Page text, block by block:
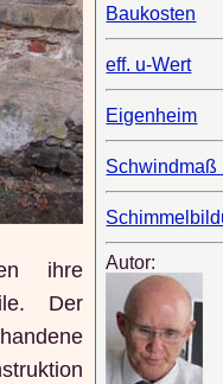
ihre
Der
Baukosten
eff. u-Wert
Eigenheim
Schwindmaß
Autor: